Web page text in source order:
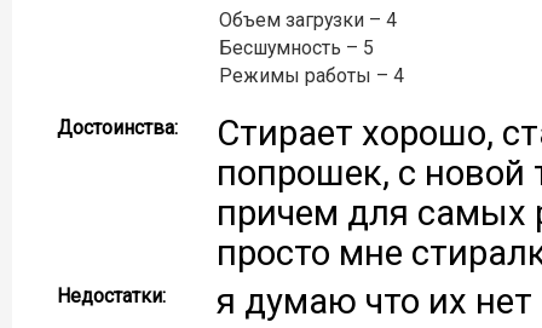
Объем загрузки – 4
Бесшумность – 5
Режимы работы – 4
Достоинства:
Стирает хорошо,
попрошек, с новой
причем для самых
просто мне
Недостатки: я думаю что их нет